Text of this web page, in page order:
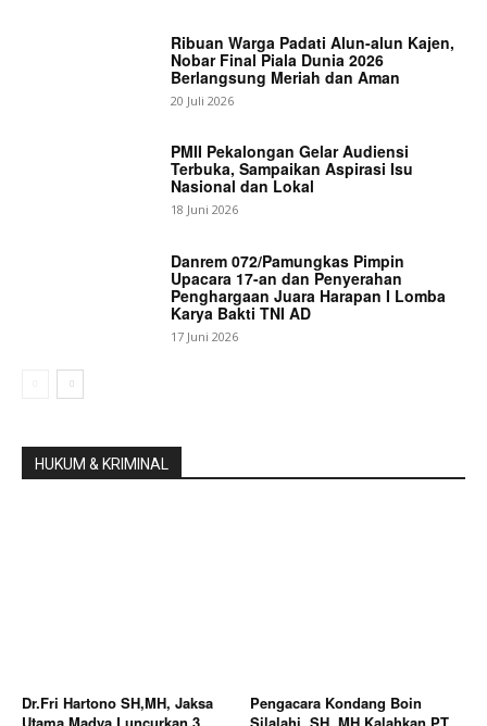
Ribuan Warga Padati Alun-alun Kajen,
Nobar Final Piala Dunia 2026
Berlangsung Meriah dan Aman
20 Juli 2026
PMII Pekalongan Gelar Audiensi
Terbuka, Sampaikan Aspirasi Isu
Nasional dan Lokal
18 Juni 2026
Danrem 072/Pamungkas Pimpin
Upacara 17-an dan Penyerahan
Penghargaan Juara Harapan I Lomba
Karya Bakti TNI AD
17 Juni 2026
HUKUM & KRIMINAL
Dr.Fri Hartono SH,MH, Jaksa
Pengacara Kondang Boin